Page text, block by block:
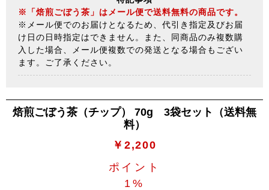
※「焙煎ごぼう茶」はメール便で送料無料の商品です。
※メール便でのお届けとなるため、代引き指定及びお届
け日の日時指定はできません。また、同商品のみ複数購
入した場合、メール便複数での発送となる場合もござい
ます。ご了承ください。
焙煎ごぼう茶（チップ） 70g 3袋セット（送料無
料）
￥2,200
ポイント
1%